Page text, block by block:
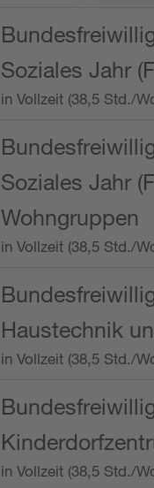
Soziales Jahr
in Vollzeit (38,5 Std./
Soziales Jahr
Wohngruppen
in Vollzeit (38,5 Std./
Haustechnik
in Vollzeit (38,5 Std./
in Vollzeit (38,5 Std./